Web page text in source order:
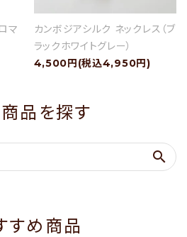
マ
カンボジアシルク ネックレス（ブ
ラックホワイトグレー）
4,500円(税込4,950円)
品を探す
search
すめ商品